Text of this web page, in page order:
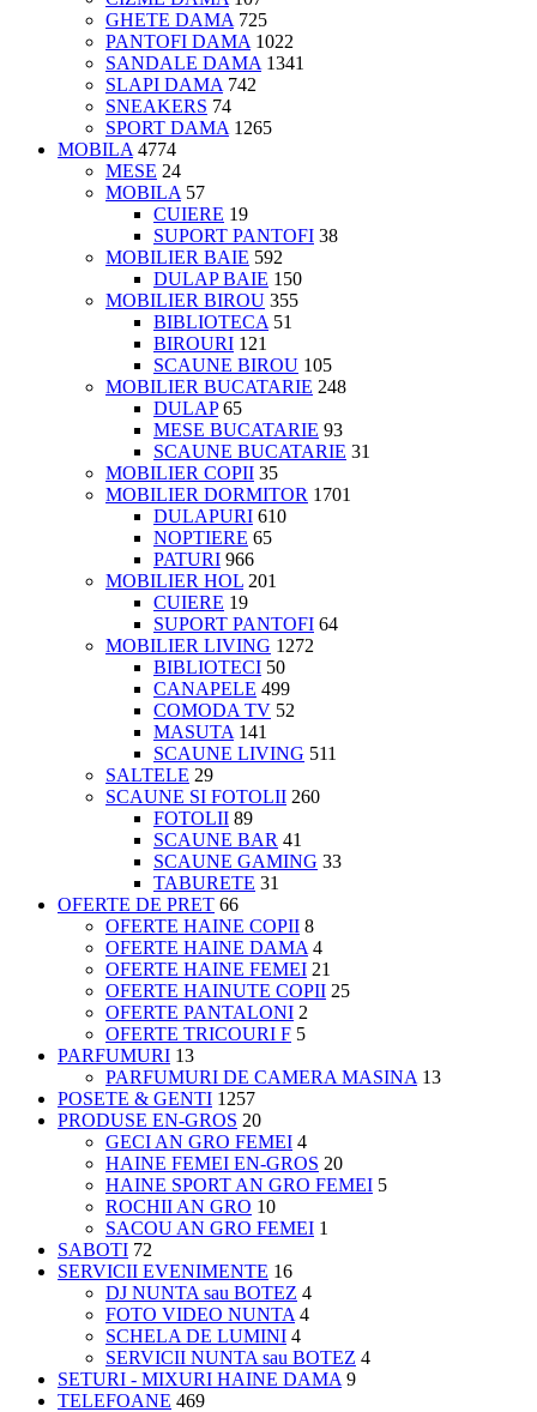
GHETE DAMA 725
PANTOFI DAMA 1022
SANDALE DAMA 1341
SLAPI DAMA 742
SNEAKERS 74
SPORT DAMA 1265
MOBILA 4774
MESE 24
MOBILA 57
CUIERE 19
SUPORT PANTOFI 38
MOBILIER BAIE 592
DULAP BAIE 150
MOBILIER BIROU 355
BIBLIOTECA 51
BIROURI 121
SCAUNE BIROU 105
MOBILIER BUCATARIE 248
DULAP 65
MESE BUCATARIE 93
SCAUNE BUCATARIE 31
MOBILIER COPII 35
MOBILIER DORMITOR 1701
DULAPURI 610
NOPTIERE 65
PATURI 966
MOBILIER HOL 201
CUIERE 19
SUPORT PANTOFI 64
MOBILIER LIVING 1272
BIBLIOTECI 50
CANAPELE 499
COMODA TV 52
MASUTA 141
SCAUNE LIVING 511
SALTELE 29
SCAUNE SI FOTOLII 260
FOTOLII 89
SCAUNE BAR 41
SCAUNE GAMING 33
TABURETE 31
OFERTE DE PRET 66
OFERTE HAINE COPII 8
OFERTE HAINE DAMA 4
OFERTE HAINE FEMEI 21
OFERTE HAINUTE COPII 25
OFERTE PANTALONI 2
OFERTE TRICOURI F 5
PARFUMURI 13
PARFUMURI DE CAMERA MASINA 13
POSETE & GENTI 1257
PRODUSE EN-GROS 20
GECI AN GRO FEMEI 4
HAINE FEMEI EN-GROS 20
HAINE SPORT AN GRO FEMEI 5
ROCHII AN GRO 10
SACOU AN GRO FEMEI 1
SABOTI 72
SERVICII EVENIMENTE 16
DJ NUNTA sau BOTEZ 4
FOTO VIDEO NUNTA 4
SCHELA DE LUMINI 4
SERVICII NUNTA sau BOTEZ 4
SETURI - MIXURI HAINE DAMA 9
TELEFOANE 469